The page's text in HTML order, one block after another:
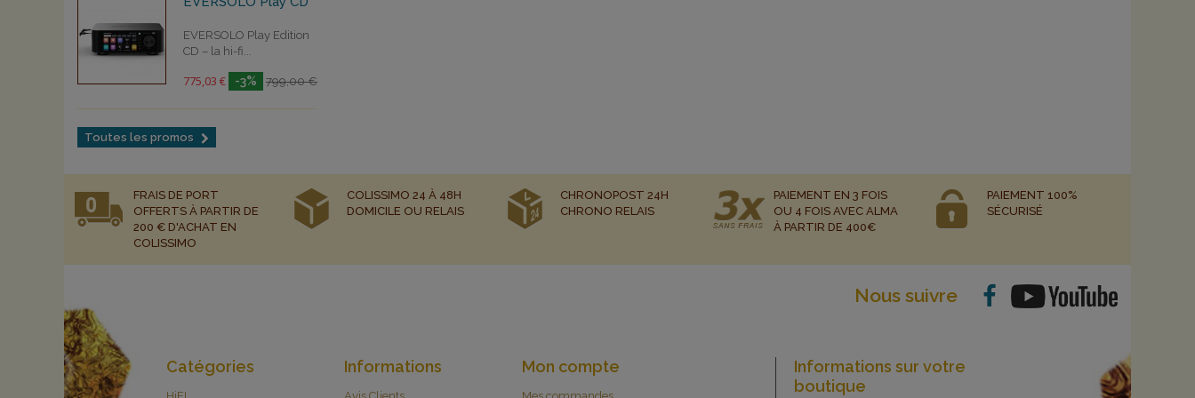
EVERSOLO Play Edition
CD – la hi-fi...
775,03 € -3% 799,00 €
Toutes les promos
FRAIS DE PORT
OFFERTS À PARTIR DE
200 € D'ACHAT EN
COLISSIMO
COLISSIMO 24 À 48H
DOMICILE OU RELAIS
CHRONOPOST 24H
CHRONO RELAIS
PAIEMENT EN 3 FOIS
OU 4 FOIS AVEC ALMA
À PARTIR DE 400€
PAIEMENT 100%
SÉCURISÉ
Nous suivre
Catégories Informations Mon compte
Informations sur votre
boutique